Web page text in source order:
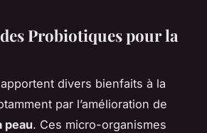
Probiotiques pour la
apportent divers bienfaits à la
par l’amélioration de
peau. Ces micro-organismes